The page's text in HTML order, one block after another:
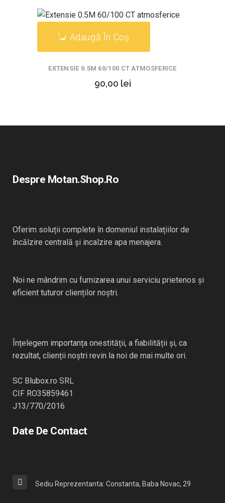
Adaugă În Coș
EXTENSIE 0.5M 60/100 CT ATMOSFERICE
90,00 lei
Despre Motan.shop.ro
Oferim soluții complete în domeniul instalațiilor de
încălzire centrală și incalzire apa menajera.
Noi ne mândrim cu furnizarea unui serviciu prietenos și
eficient tuturor clienților noștri.
Înțelegem importanța onestității, a fiabilității și, ca
rezultat, clienții noștri revin la noi de mai multe ori.
SC Blubox.ro SRL
CIF RO35859461
J13/770/2016
Date De Contact
Sediu Reprezentanta: Constanta, Baba Novac, 29